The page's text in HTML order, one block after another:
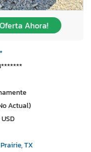
Oferta Ahora!
Actual)
TX